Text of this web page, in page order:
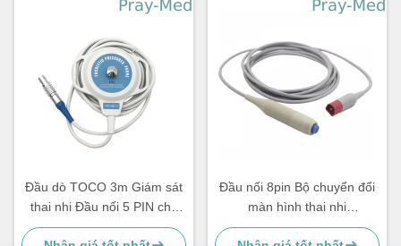
Đầu dò TOCO 3m Giám sát
thai nhi Đầu nối 5 PIN cho
BD4000XS
Đầu nối 8pin Bộ chuyển đổi
màn hình thai nhi
989803143411 HP cho